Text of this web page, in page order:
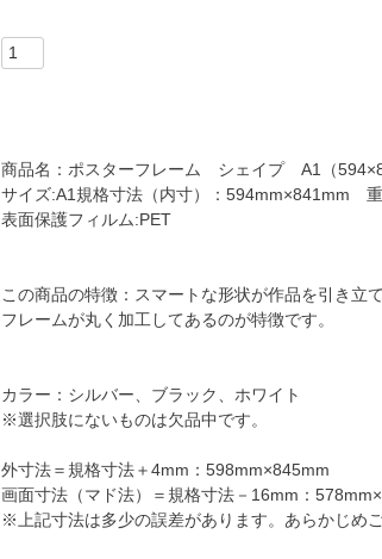
商品名：ポスターフレーム シェイプ A1（
サイズ:A1規格寸法（内寸）：594mm×841mm
表面保護フィルム:PET
この商品の特徴：スマートな形状が作品を引き立て
フレームが丸く加工してあるのが特徴です。
カラー：シルバー、ブラック、ホワイト
※選択肢にないものは欠品中です。
外寸法＝規格寸法＋4mm：598mm×845mm
画面寸法（マド法）＝規格寸法－16mm：
※上記寸法は多少の誤差があります。あらかじめ